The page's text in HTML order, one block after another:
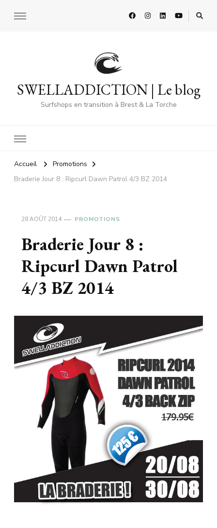
SWELLADDICTION | Le blog
Surfshops en transition à Brest & La Torche
Accueil
Promotions
Braderie Jour 8 : Ripcurl Dawn Patrol 4/3 BZ 2014
28 AOÛT 2014 PROMOTIONS
Braderie Jour 8 :
Ripcurl Dawn Patrol
4/3 BZ 2014